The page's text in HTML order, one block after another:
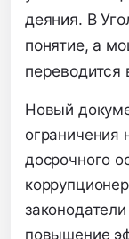
деяния. В
понятие, а
переводится
Новый
ограничения
досрочного
повышение